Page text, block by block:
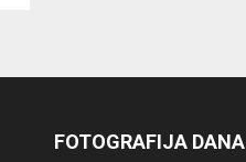
FOTOGRAFIJA DANA